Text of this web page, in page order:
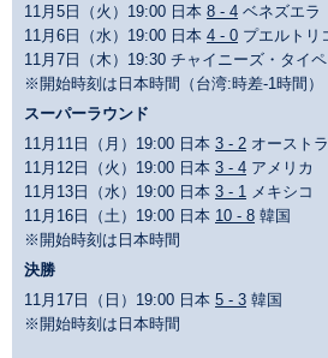
11月5日（火）19:00 日本 8 - 4 ベネズエラ
11月6日（水）19:00 日本 4 - 0 プエルトリ
11月7日（木）19:30 チャイニーズ・タイペ
※開始時刻は日本時間（台湾:時差-1時間）
スーパーラウンド
11月11日（月）19:00 日本 3 - 2 オースト
11月12日（火）19:00 日本 3 - 4 アメリカ
11月13日（水）19:00 日本 3 - 1
メキシコ
11月16日（土）19:00 日本 10 - 8 韓国
※開始時刻は日本時間
決勝
11月17日（日）19:00 日本 5 - 3 韓国
※開始時刻は日本時間